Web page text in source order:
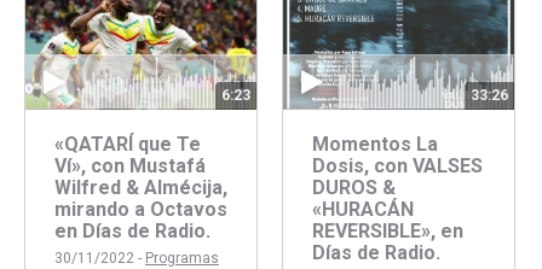
6:23
«QATARÍ que Te
Ví», con Mustafá
Wilfred & Almécija,
mirando a Octavos
en Días de Radio.
30/11/2022 - Programas
33:26
Momentos La
Dosis, con VALSES
DUROS &
«HURACÁN
REVERSIBLE», en
Días de Radio.